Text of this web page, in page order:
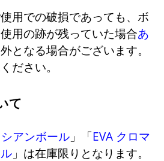
用での破損であっても、ボ
用の跡が残っていた場合あ
となる場合がございます。
ださい。
て
アンボール 」「EVA クロマ
」は在庫限りとなります。